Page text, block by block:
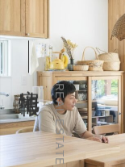
REAL ESTATE
宅地情報